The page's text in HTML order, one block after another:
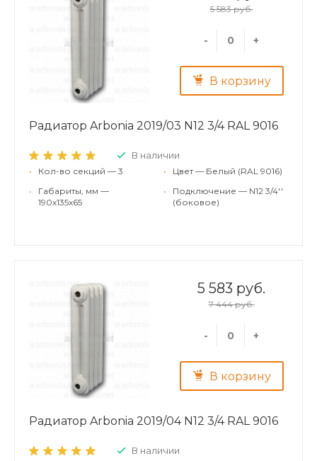
5 583 руб.
- +
В корзину
Радиатор Arbonia 2019/03 N12 3/4 RAL 9016
В наличии
•
Кол-во секций — 3
•
Габариты, мм —
190x135x65
•
Цвет — Белый (RAL 9016)
•
Подключение — N12 3/4''
(боковое)
5 583 руб.
7 444 руб.
- +
В корзину
Радиатор Arbonia 2019/04 N12 3/4 RAL 9016
В наличии